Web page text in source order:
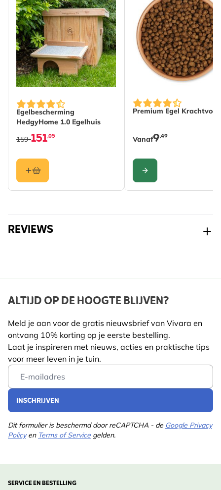
Hoogte 194 mm
Lengte 1 mm
Gewicht 0.03 kg
Materiaal Plastic
Lees meer
Egelbescherming
HedgyHome 1.0 Egelhuis
151,05
159-
Premium Egel Krachtvoer
De prijs is afhankelijk
Vanaf9,49
CONFIGURE
REVIEWS
ALTIJD OP DE HOOGTE BLIJVEN?
Meld je aan voor de gratis nieuwsbrief van Vivara en
ontvang 10% korting op je eerste bestelling.
Laat je inspireren met nieuws, acties en praktische tips
voor meer leven in je tuin.
Email Address
INSCHRIJVEN
Dit formulier is beschermd door reCAPTCHA - de Google Privacy
Policyen Terms of Service gelden.
SERVICE EN BESTELLING